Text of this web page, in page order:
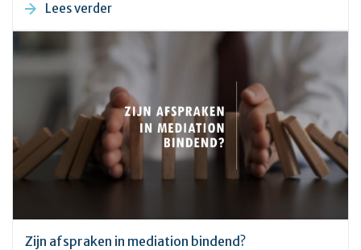
niet meer kan worden hersteld. Ook kunnen partijen
ervoor kiezen om direct al een exit mediation te
starten, als zij het erover eens zijn dat zij de
samenwerking willen beëindigen. Waarom zou u willen
onderhandelen over de voorwaarden van de beëindiging
Lees verder
Zijn afspraken in mediation bindend?